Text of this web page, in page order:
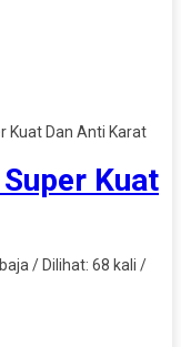
Kuat Dan Anti Karat
Kuat
/ Dilihat: 68 kali /